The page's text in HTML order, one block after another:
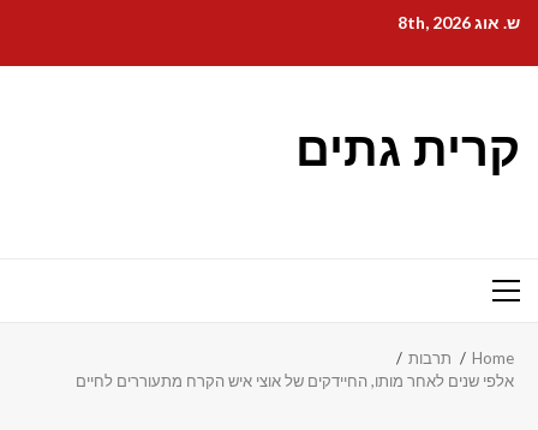
content
ש. אוג 8th, 2026
קרית גתים
Primary
Home
תרבות
אלפי שנים לאחר מותו, החיידקים של אוצי איש הקרח מתעוררים לחיים